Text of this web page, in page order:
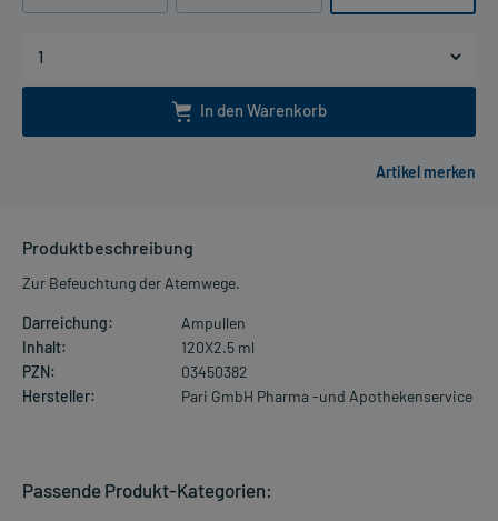
In den Warenkorb
Produktbeschreibung
Zur Befeuchtung der Atemwege.
Darreichung:
Ampullen
Inhalt:
120X2.5 ml
PZN:
03450382
Hersteller:
Pari GmbH Pharma -und Apothekenservice
Passende Produkt-Kategorien: